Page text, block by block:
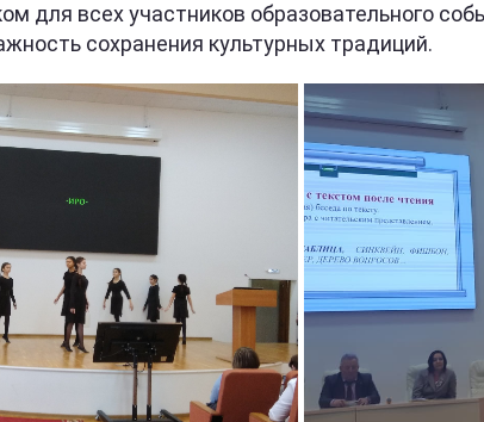
для всех участников образовательного
сохранения культурных традиций.